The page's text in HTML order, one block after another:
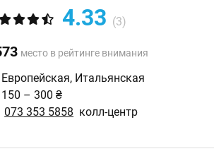
4.33 (3)
место в рейтинге внимания
Европейская, Итальянская
150 – 300 ₴
073 353 5858 колл-центр